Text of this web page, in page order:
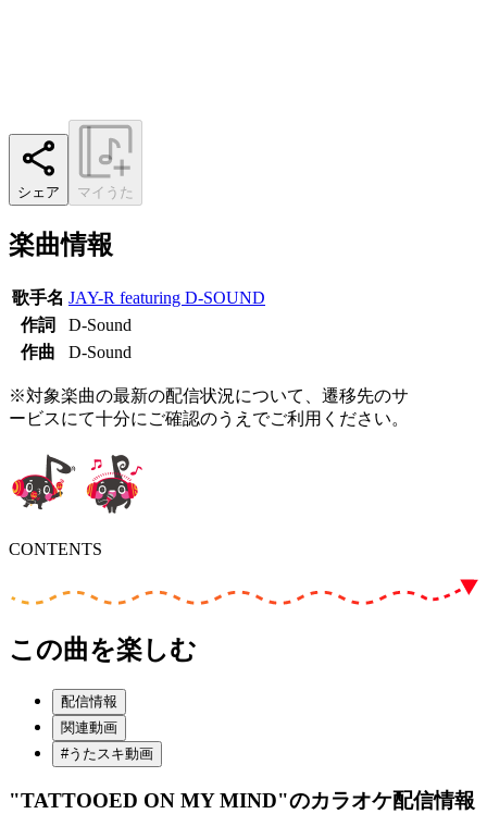
シェア マイうた
楽曲情報
歌手名 JAY-R featuring D-SOUND
作詞
D-Sound
作曲
D-Sound
※対象楽曲の最新の配信状況について、遷移先のサ
ービスにて十分にご確認のうえでご利用ください。
CONTENTS
この曲を楽しむ
配信情報
関連動画
#うたスキ動画
"TATTOOED ON MY MIND"のカラオケ配信情報